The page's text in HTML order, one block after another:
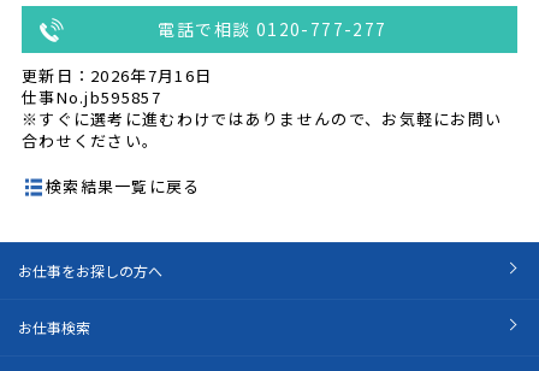
電話で相談 0120-777-277
更新日：2026年7月16日
仕事No.jb595857
※すぐに選考に進むわけではありませんので、お気軽にお問い
合わせください。
検索結果一覧に戻る
お仕事をお探しの方へ
お仕事検索